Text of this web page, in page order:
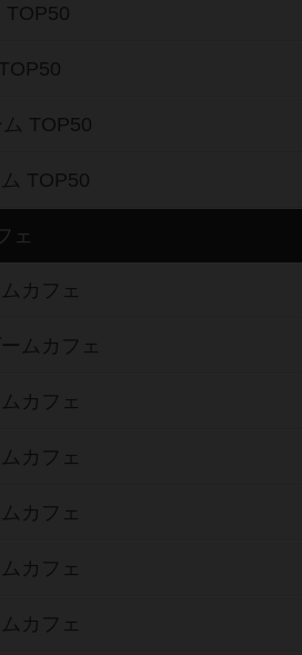
TOP50
TOP50
TOP50
ェ
カフェ
ムカフェ
カフェ
カフェ
カフェ
カフェ
カフェ